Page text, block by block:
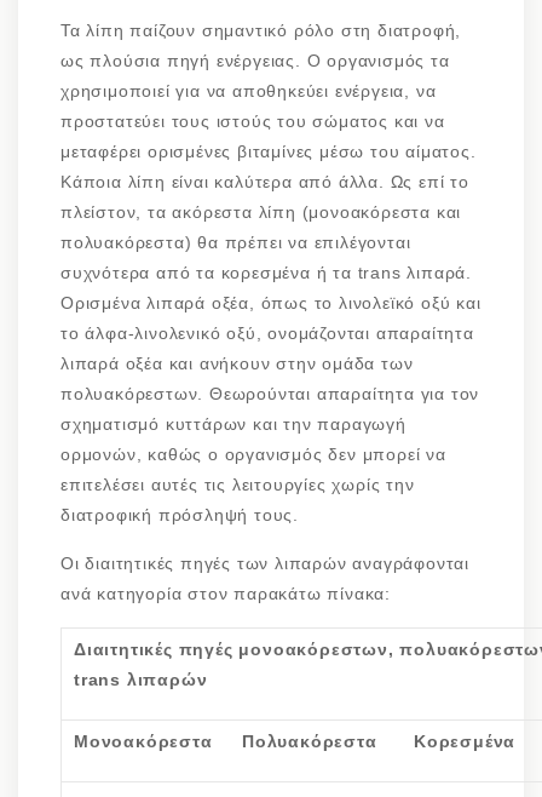
Τα λίπη παίζουν σημαντικό ρόλο στη διατροφή,
ως πλούσια πηγή ενέργειας. Ο οργανισμός τα
χρησιμοποιεί για να αποθηκεύει ενέργεια, να
προστατεύει τους ιστούς του σώματος και να
μεταφέρει ορισμένες βιταμίνες μέσω του αίματος.
Κάποια λίπη είναι καλύτερα από άλλα. Ως επί το
πλείστον, τα ακόρεστα λίπη (μονοακόρεστα και
πολυακόρεστα) θα πρέπει να επιλέγονται
συχνότερα από τα κορεσμένα ή τα trans λιπαρά.
Ορισμένα λιπαρά οξέα, όπως το λινολεϊκό οξύ και
το άλφα-λινολενικό οξύ, ονομάζονται απαραίτητα
λιπαρά οξέα και ανήκουν στην ομάδα των
πολυακόρεστων. Θεωρούνται απαραίτητα για τον
σχηματισμό κυττάρων και την παραγωγή
ορμονών, καθώς ο οργανισμός δεν μπορεί να
επιτελέσει αυτές τις λειτουργίες χωρίς την
διατροφική πρόσληψή τους.
Οι διαιτητικές πηγές των λιπαρών αναγράφονται
ανά κατηγορία στον παρακάτω πίνακα:
Διαιτητικές πηγές μονοακόρεστων,
trans λιπαρών
Μονοακόρεστα Πολυακόρεστα Κορεσμένα